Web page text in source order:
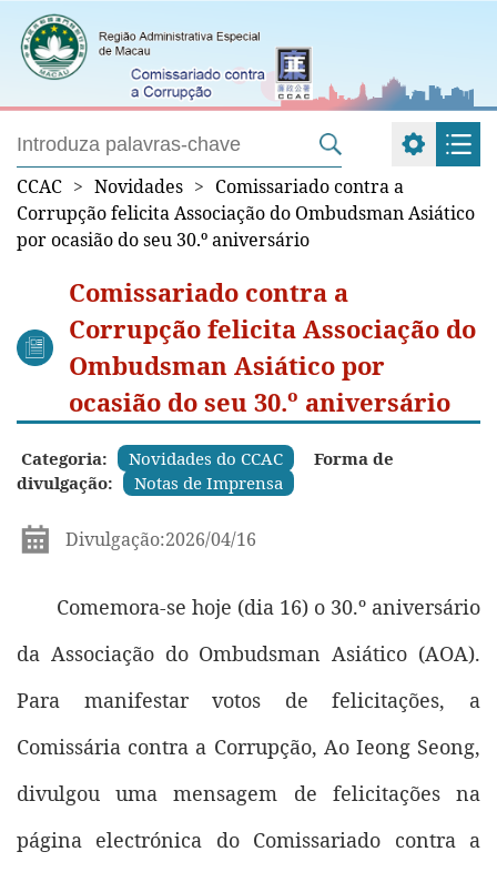
CCAC > Novidades > Comissariado contra a
Corrupção felicita Associação do Ombudsman Asiático
por ocasião do seu 30.º aniversário
Comissariado contra a
Corrupção felicita Associação do
Ombudsman Asiático por
ocasião do seu 30.º aniversário
Categoria: Novidades do CCAC
Forma de
divulgação:
Notas de Imprensa
Divulgação:2026/04/16
Comemora-se hoje (dia 16) o 30.º aniversário
da Associação do Ombudsman Asiático (AOA).
Para manifestar votos de felicitações, a
Comissária contra a Corrupção, Ao Ieong Seong,
divulgou uma mensagem de felicitações na
página electrónica do Comissariado contra a